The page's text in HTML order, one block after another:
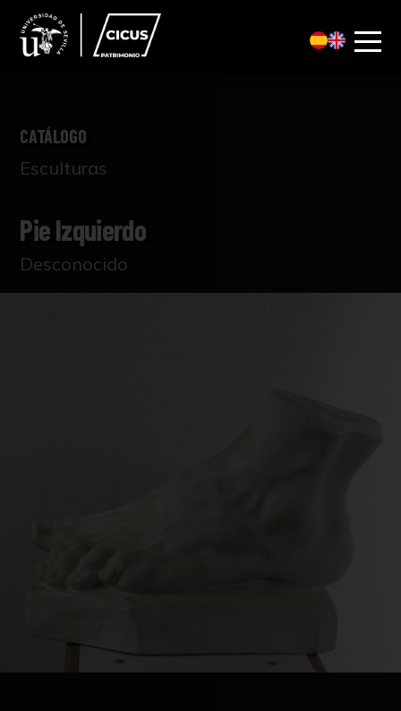
CATÁLOGO
Esculturas
Pie Izquierdo
Desconocido